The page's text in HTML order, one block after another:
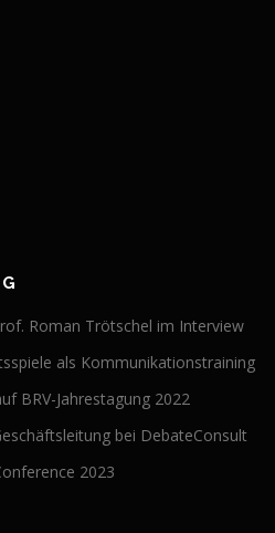
Roman Trötschel im Interview
als Kommunikationstraining
BRV-Jahrestagung 2022
bei DebateConsult
2023